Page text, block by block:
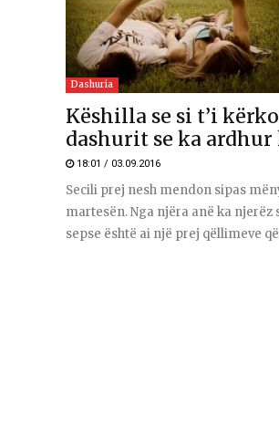
Dashuria
Këshilla se si t’i
dashurit se ka ardhur
18:01 / 03.09.2016
Secili prej nesh mendon sipas
martesën. Nga njëra anë ka njerëz
sepse është ai një prej qëllimeve